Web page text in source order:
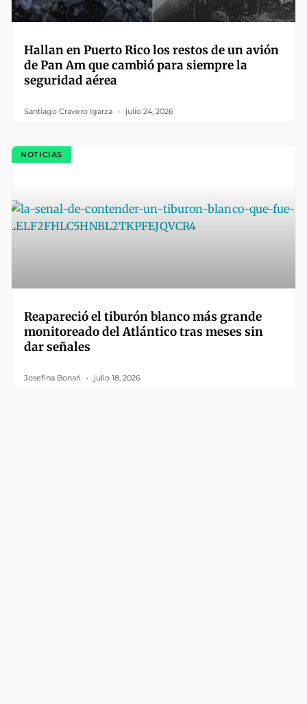
Hallan en Puerto Rico los restos de un avión
de Pan Am que cambió para siempre la
seguridad aérea
Santiago Cravero Igarza julio 24, 2026
NOTICIAS
Reapareció el tiburón blanco más grande
monitoreado del Atlántico tras meses sin
dar señales
Josefina Bonari julio 18, 2026